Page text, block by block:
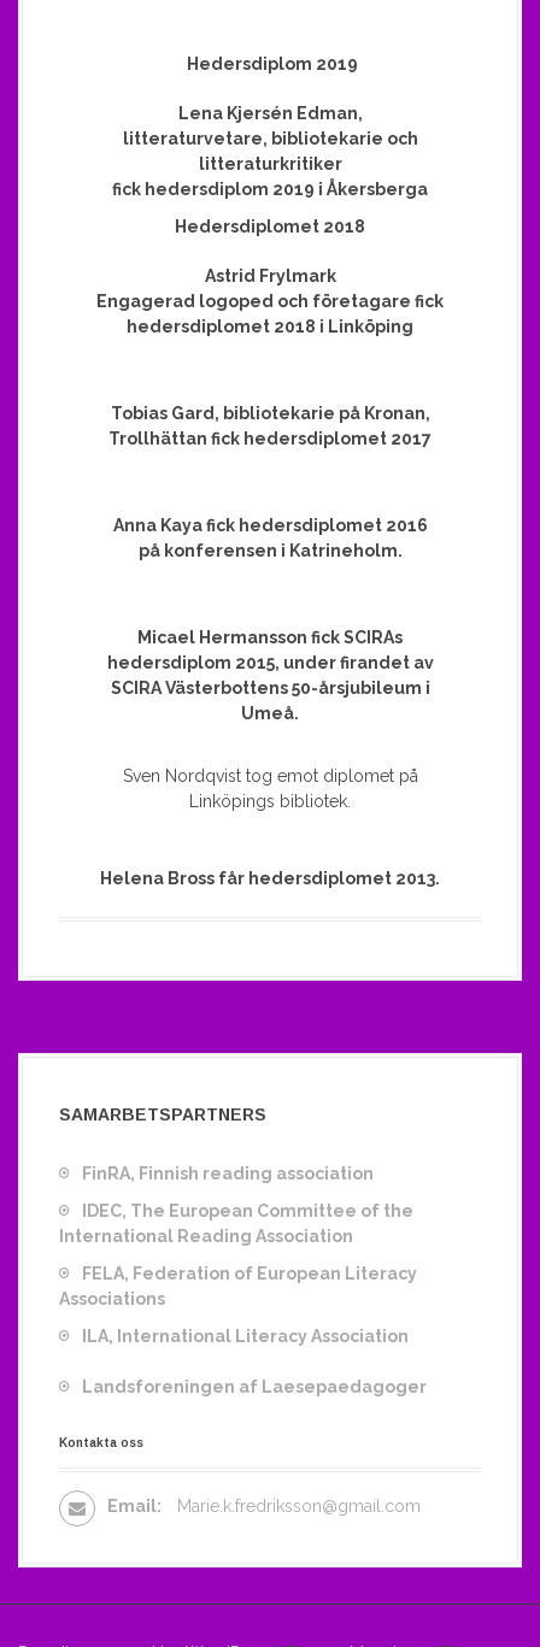
Hedersdiplom 2019
Lena Kjersén Edman,
litteraturvetare, bibliotekarie och
litteraturkritiker
fick hedersdiplom 2019 i Åkersberga
Hedersdiplomet 2018
Astrid Frylmark
Engagerad logoped och företagare fick
hedersdiplomet 2018 i Linköping
Tobias Gard, bibliotekarie på Kronan,
Trollhättan fick hedersdiplomet 2017
Anna Kaya fick hedersdiplomet 2016
på konferensen i Katrineholm.
Micael Hermansson fick SCIRAs
hedersdiplom 2015, under firandet av
SCIRA Västerbottens 50-årsjubileum i
Umeå.
Sven Nordqvist tog emot diplomet på
Linköpings bibliotek.
Helena Bross får hedersdiplomet 2013.
SAMARBETSPARTNERS
FinRA, Finnish reading association
IDEC, The European Committee of the
International Reading Association
FELA, Federation of European Literacy
Associations
ILA, International Literacy Association
Landsforeningen af Laesepaedagoger
Kontakta oss
Email: Marie.k.fredriksson@gmail.com